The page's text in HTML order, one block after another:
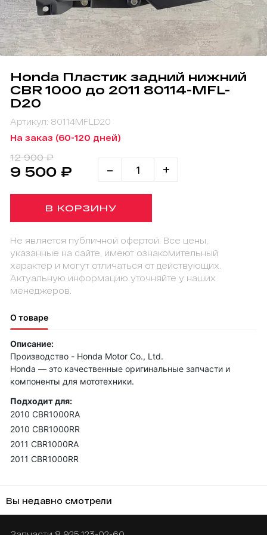
Honda Пластик задний нижний
CBR 1000 до 2011 80114-MFL-
D20
Артикул: 80114MFLD20
На заказ (60-120 дней)
12 900 ₽
9 500 ₽ - +
В КОРЗИНУ
Не является публичной офертой. Все цены,
указанные на сайте, имеют ознакомительный
характер и могут отличаться от действующих.
Актуальную информацию уточняйте у наших
менеджеров.
О товаре
Описание:
Производство - Honda Motor Co., Ltd.
Honda — это качественные оригинальные запчасти и
компоненты для мототехники.
Подходит для:
2010 CBR1000RA
2010 CBR1000RR
2011 CBR1000RA
2011 CBR1000RR
Вы недавно смотрели